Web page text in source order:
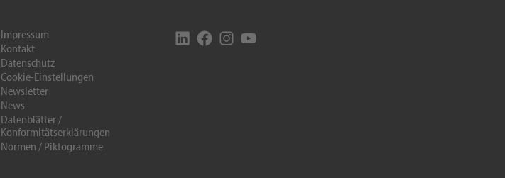
Impressum
Kontakt
Datenschutz
Cookie-Einstellungen
Newsletter
News
Datenblätter /
Konformitätserklärungen
Normen / Piktogramme